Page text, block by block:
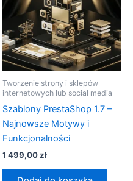
Tworzenie strony i sklepów
internetowych lub social media
Szablony PrestaShop 1.7 –
Najnowsze Motywy i
Funkcjonalności
1 499,00zł